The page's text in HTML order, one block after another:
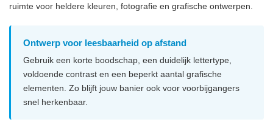
ruimte voor heldere kleuren, fotografie en grafische ontwerpen.
Ontwerp voor leesbaarheid op afstand
Gebruik een korte boodschap, een duidelijk lettertype,
voldoende contrast en een beperkt aantal grafische
elementen. Zo blijft jouw banier ook voor voorbijgangers
snel herkenbaar.